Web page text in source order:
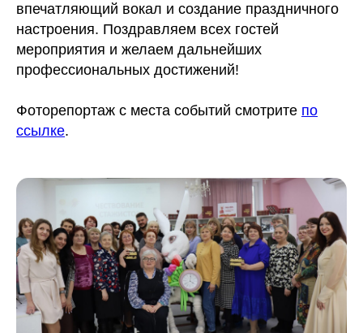
впечатляющий вокал и создание праздничного
настроения. Поздравляем всех гостей
мероприятия и желаем дальнейших
профессиональных достижений!
Фоторепортаж с места событий смотрите по
ссылке.